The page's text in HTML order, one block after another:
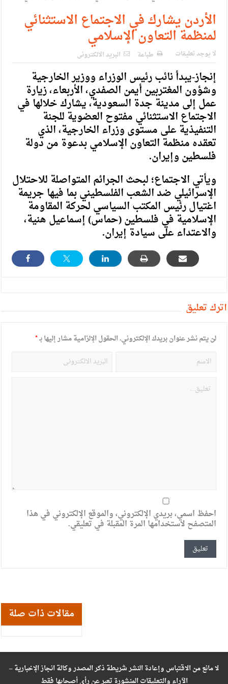
الإسلامية والمسيحية
الأمن يتلف 16 مليون حبة كبتاجون و1480 كغم مواد مخدرة
النواب يقر مشروع تعديل قانون الملكية العقارية
القاضي يلتقي رؤساء تحرير الصحف اليومية ويؤكد حرص مجلس
النواب على شراكة فاعلة مع الإعلام
دعوة المكلفين بخدمة العلم (الدفعة الثالثة) إلى مراجعة منصة خدمة
العلم
الملك يلتقي مجموعة من رفاق السلاح
القاضي محمود أحمد فريحات.. مبارك ومزيدا من التوفيق
الأردن يشارك في الاجتماع الاستثنائي
لمنظمة التعاون الإسلامي
لا يوجد تعليقات طباعة البريد الالكترونى
إنجاز-يبدأ نائب رئيس الوزراء ووزير الخارجية
وشؤون المغتربين أيمن الصفدي، الأربعاء، زيارة
عمل إلى مدينة جدة السعودية، يشارك خلالها في
الاجتماع الاستثنائي مفتوح العضوية للجنة
التنفيذية على مستوى وزراء الخارجية، الذي
تعقده منظمة التعاون الإسلامي بدعوة من دولة
فلسطين وإيران.
ويأتي الاجتماع؛ لبحث الجرائم المتواصلة للاحتلال
الإسرائيلي ضد الشعب الفلسطيني بما فيها جريمة
اغتيال رئيس المكتب السياسي لحركة المقاومة
الإسلامية في فلسطين (حماس) إسماعيل هنية،
والاعتداء على سيادة إيران.
أترك تعليق
لن يتم نشر عنوان بريدك الإلكتروني.الحقول الإلزامية مشار إليها بـ*
احفظ اسمي، بريدي الإلكتروني، والموقع الإلكتروني في هذا
المتصفح لاستخدامها المرة المقبلة في تعليقي.
مقالات ذات صلة
لا مانع من الاقتباس وإعادة النشر شريطة ذكر المصدر وكالة انجاز الإخبارية –
الآراء والتعليقات المنشورة تعبر عن رأي أصحابها فقط